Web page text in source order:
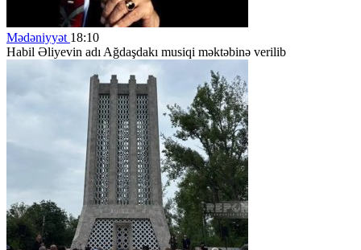
Mədəniyyət 18:10
Habil Əliyevin adı Ağdaşdakı musiqi məktəbinə verilib